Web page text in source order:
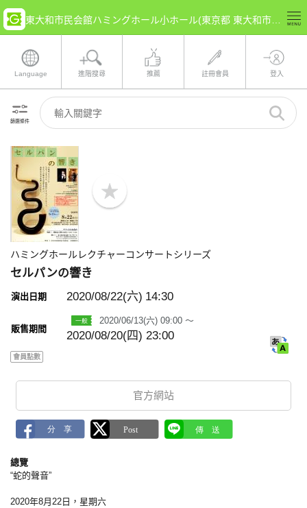
Language 進階搜尋 推薦 註冊會員 登入
篩選條件
b
o
r
ハミングホールレクチャーコンサートシリーズ
セルパンの響き
演出日期 2020/08/22(六) 14:30
販售期間
2020/06/13(六) 09:00 ～
2020/08/20(四) 23:00
會員點數
官方網站
總覽
“蛇的聲音”
2020年8月22日，星期六